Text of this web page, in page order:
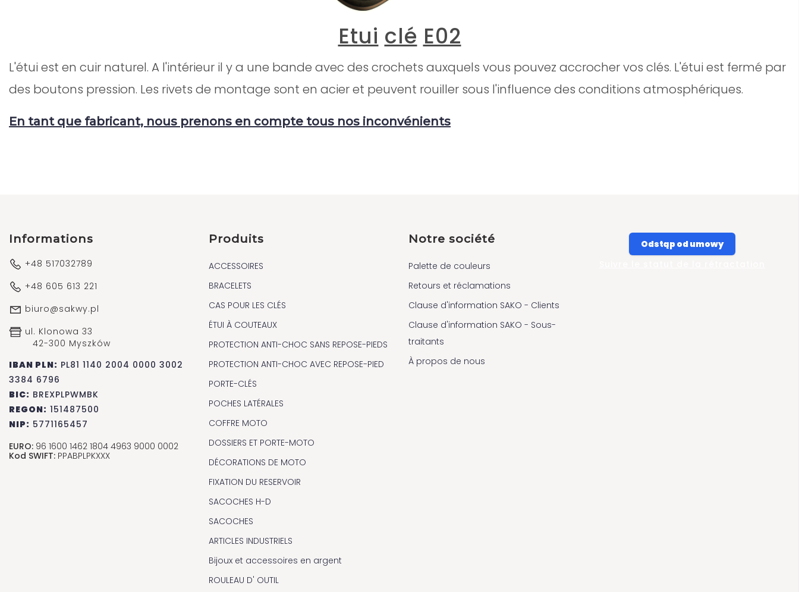
Etui clé E02
L'étui est en cuir naturel. A l'intérieur il y a une bande avec des crochets auxquels vous pouvez accrocher vos clés. L'étui est fermé par
des boutons pression. Les rivets de montage sont en acier et peuvent rouiller sous l'influence des conditions atmosphériques.
En tant que fabricant, nous prenons en compte tous nos inconvénients
Informations
+48 517032789
+48 605 613 221
biuro@sakwy.pl
ul. Klonowa 33
42-300 Myszków
IBAN PLN: PL81 1140 2004 0000 3002
3384 6796
BIC: BREXPLPWMBK
REGON: 151487500
NIP: 5771165457
EURO: 96 1600 1462 1804 4963 9000 0002
Kod SWIFT: PPABPLPKXXX
Produits
ACCESSOIRES
BRACELETS
CAS POUR LES CLÉS
ÉTUI À COUTEAUX
PROTECTION ANTI-CHOC SANS REPOSE-PIEDS
PROTECTION ANTI-CHOC AVEC REPOSE-PIED
PORTE-CLÉS
POCHES LATÉRALES
COFFRE MOTO
DOSSIERS ET PORTE-MOTO
DÉCORATIONS DE MOTO
FIXATION DU RESERVOIR
SACOCHES H-D
SACOCHES
ARTICLES INDUSTRIELS
Bijoux et accessoires en argent
ROULEAU D' OUTIL
Notre société
Palette de couleurs
Retours et réclamations
Clause d'information SAKO - Clients
Clause d'information SAKO - Sous-
traitants
À propos de nous
Odstąp od umowy